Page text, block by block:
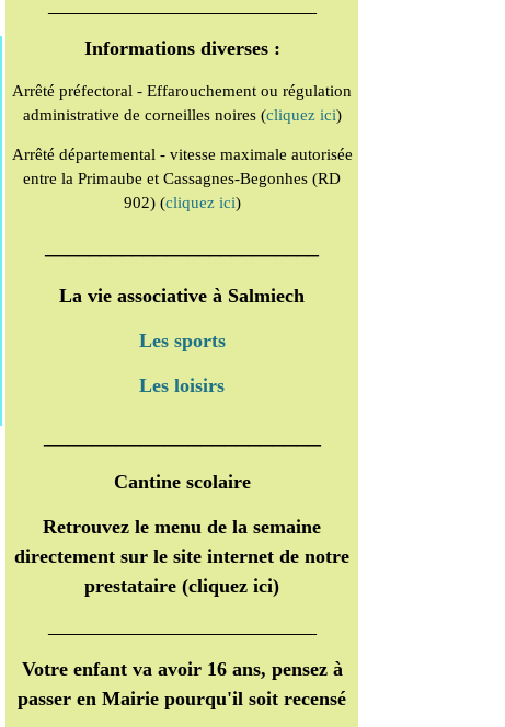
Informations diverses :
Arrêté préfectoral - Effarouchement ou régulation
administrative de corneilles noires (cliquez ici)
Arrêté départemental - vitesse maximale autorisée
entre la Primaube et Cassagnes-Begonhes (RD
902) (cliquez ici)
La vie associative à Salmiech
Les sports
Les loisirs
Cantine scolaire
Retrouvez le menu de la semaine
directement sur le site internet de notre
prestataire (cliquez ici)
Votre enfant va avoir 16 ans, pensez à
passer en Mairie pourqu'il soit recensé